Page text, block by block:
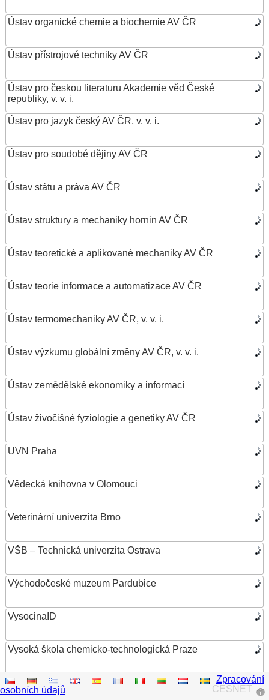
Ústav organické chemie a biochemie AV ČR
Ústav přístrojové techniky AV ČR
Ústav pro českou literaturu Akademie věd České
republiky, v. v. i.
Ústav pro jazyk český AV ČR, v. v. i.
Ústav pro soudobé dějiny AV ČR
Ústav státu a práva AV ČR
Ústav struktury a mechaniky hornin AV ČR
Ústav teoretické a aplikované mechaniky AV ČR
Ústav teorie informace a automatizace AV ČR
Ústav termomechaniky AV ČR, v. v. i.
Ústav výzkumu globální změny AV ČR, v. v. i.
Ústav zemědělské ekonomiky a informací
Ústav živočišné fyziologie a genetiky AV ČR
UVN Praha
Vědecká knihovna v Olomouci
Veterinární univerzita Brno
VŠB – Technická univerzita Ostrava
Východočeské muzeum Pardubice
VysocinaID
Vysoká škola chemicko-technologická Praze
Vysoká škola ekonomická v Praze
CESNET
Zpracování
osobních údajů